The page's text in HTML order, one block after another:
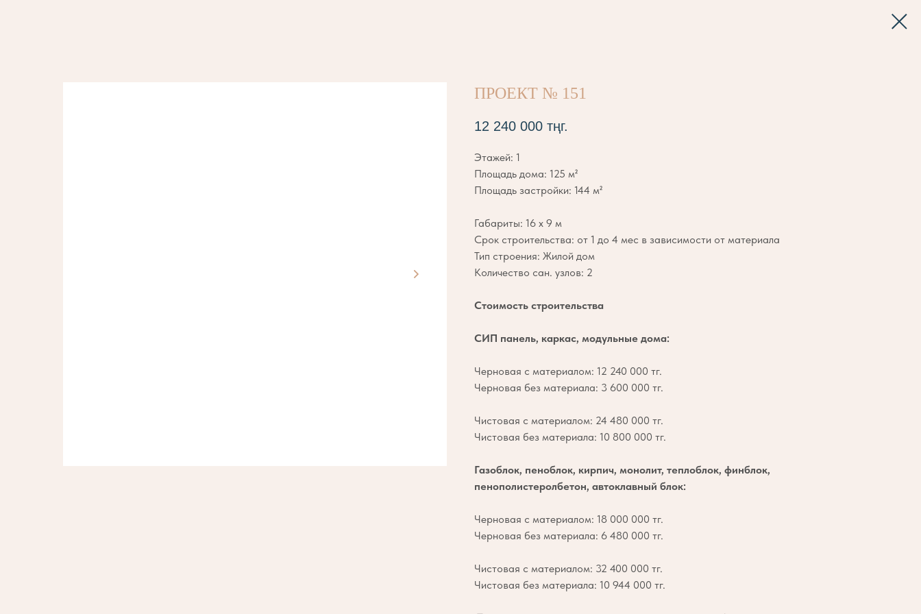
ПРОЕКТ № 151
12 240 000 тңг.
Этажей: 1
Площадь дома: 125 м²
Площадь застройки: 144 м²
Габариты: 16 х 9 м
Срок строительства: от 1 до 4 мес в зависимости от материала
Тип строения: Жилой дом
Количество сан. узлов: 2
Стоимость строительства
СИП панель, каркас, модульные дома:
Черновая с материалом: 12 240 000 тг.
Черновая без материала: 3 600 000 тг.
Чистовая с материалом: 24 480 000 тг.
Чистовая без материала: 10 800 000 тг.
Газоблок, пеноблок, кирпич, монолит, теплоблок, финблок,
пенополистеролбетон, автоклавный блок:
Черновая с материалом: 18 000 000 тг.
Черновая без материала: 6 480 000 тг.
Чистовая с материалом: 32 400 000 тг.
Чистовая без материала: 10 944 000 тг.